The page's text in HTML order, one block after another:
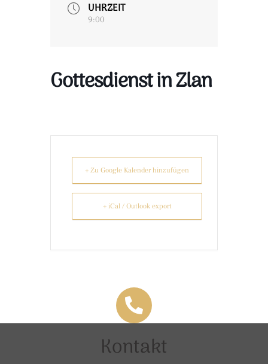
UHRZEIT
9:00
Gottesdienst in Zlan
+ Zu Google Kalender hinzufügen
+ iCal / Outlook export
Kontakt